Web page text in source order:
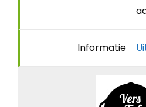
Informatie